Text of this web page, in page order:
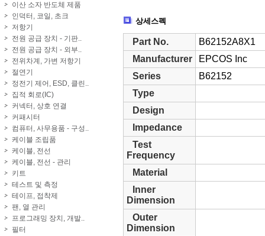
이산 소자 반도체 제품
인덕터, 코일, 초크
저항기
전원 공급 장치 - 기판..
전원 공급 장치 - 외부..
전위차계, 가변 저항기
절연기
정전기 제어, ESD, 클린..
집적 회로(IC)
커넥터, 상호 연결
커패시터
컴퓨터, 사무용품 - 구성..
케이블 조립품
케이블, 전선
케이블, 전선 - 관리
키트
테스트 및 측정
테이프, 접착제
팬, 열 관리
프로그래밍 장치, 개발..
필터
상세스펙
Part No.
B62152A8X1
Manufacturer
EPCOS Inc
Series
B62152
Type
Design
Impedance
Test
Frequency
Material
Inner
Dimension
Outer
Dimension